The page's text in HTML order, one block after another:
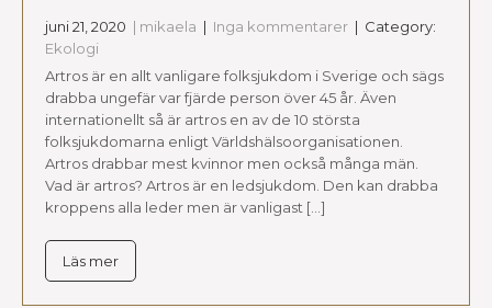
juni 21, 2020 | mikaela | Inga kommentarer | Category:
Ekologi
Artros är en allt vanligare folksjukdom i Sverige och sägs
drabba ungefär var fjärde person över 45 år. Även
internationellt så är artros en av de 10 största
folksjukdomarna enligt Världshälsoorganisationen.
Artros drabbar mest kvinnor men också många män.
Vad är artros? Artros är en ledsjukdom. Den kan drabba
kroppens alla leder men är vanligast […]
Läs mer